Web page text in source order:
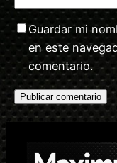
Guardar mi
en este
comentario.